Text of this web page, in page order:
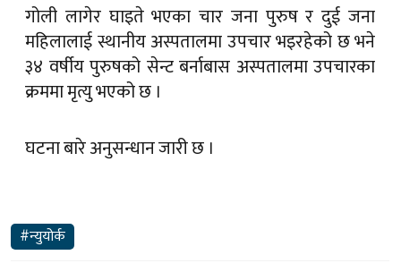
गोली लागेर घाइते भएका चार जना पुरुष र दुई जना
महिलालाई स्थानीय अस्पतालमा उपचार भइरहेको छ भने
३४ वर्षीय पुरुषको सेन्ट बर्नाबास अस्पतालमा उपचारका
क्रममा मृत्यु भएको छ ।
घटना बारे अनुसन्धान जारी छ ।
#न्युयोर्क